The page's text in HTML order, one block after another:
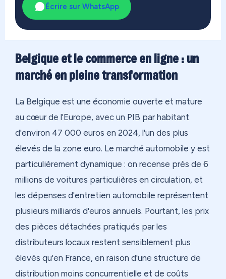
Écrire sur WhatsApp
Belgique et le commerce en ligne : un
marché en pleine transformation
La Belgique est une économie ouverte et mature
au cœur de l'Europe, avec un PIB par habitant
d'environ 47 000 euros en 2024, l'un des plus
élevés de la zone euro. Le marché automobile y est
particulièrement dynamique : on recense près de 6
millions de voitures particulières en circulation, et
les dépenses d'entretien automobile représentent
plusieurs milliards d'euros annuels. Pourtant, les prix
des pièces détachées pratiqués par les
distributeurs locaux restent sensiblement plus
élevés qu'en France, en raison d'une structure de
distribution moins concurrentielle et de coûts